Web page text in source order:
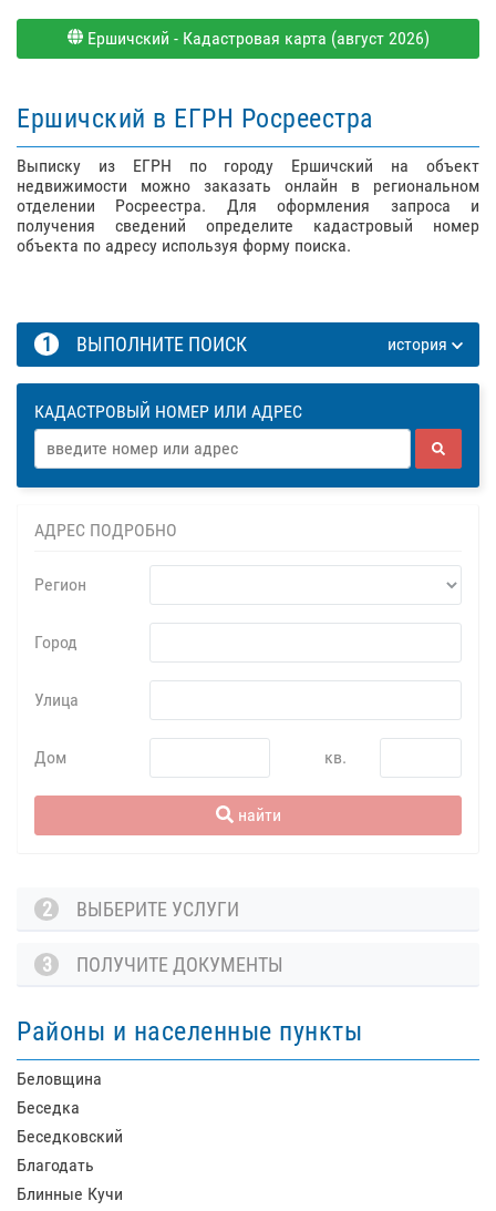
Ершичский - Кадастровая карта (август 2026)
Ершичский в ЕГРН Росреестра
Выписку из ЕГРН по городу Ершичский на объект
недвижимости можно заказать онлайн в региональном
отделении Росреестра. Для оформления запроса и
получения сведений определите кадастровый номер
объекта по адресу используя форму поиска.
1 ВЫПОЛНИТЕ ПОИСК история
КАДАСТРОВЫЙ НОМЕР ИЛИ АДРЕС
АДРЕС ПОДРОБНО
Регион
Город
Улица
Дом кв.
найти
2 ВЫБЕРИТЕ УСЛУГИ
3 ПОЛУЧИТЕ ДОКУМЕНТЫ
Районы и населенные пункты
Беловщина
Беседка
Беседковский
Благодать
Блинные Кучи